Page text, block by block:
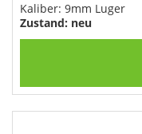
Kaliber: 9mm Luger
Zustand: neu